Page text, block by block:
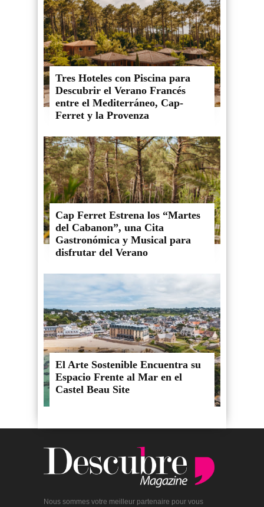
Tres Hoteles con Piscina para
Descubrir el Verano Francés
entre el Mediterráneo, Cap-
Ferret y la Provenza
Cap Ferret Estrena los “Martes
del Cabanon”, una Cita
Gastronómica y Musical para
disfrutar del Verano
El Arte Sostenible Encuentra su
Espacio Frente al Mar en el
Castel Beau Site
Nous sommes votre meilleur partenaire pour vous